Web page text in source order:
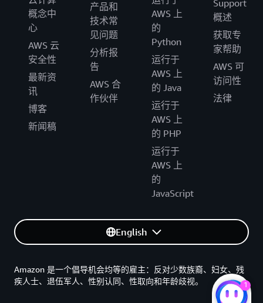
概念中
心
AWS 云
安全性
最新资
讯
博客
新闻稿
产品和
技术常
见问题
分析报
告
AWS 合
作伙伴
AWS 上
的
Python
运行于
AWS 上
的 Java
运行于
AWS 上
的 PHP
运行于
AWS 上
的
JavaScript
Support
概述
获取专
家帮助
AWS 可
访问性
法律
English
Amazon 是一个倡导机会均等的雇主：反对少数族裔、妇女、残
疾人士、退伍军人、性别认同、性取向和年龄歧视。
1